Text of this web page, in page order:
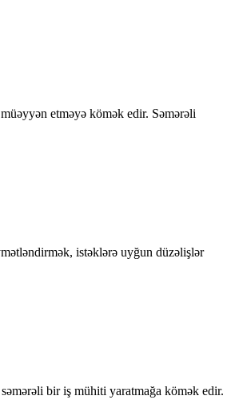
etməyə kömək edir. Səmərəli
istəklərə uyğun düzəlişlər
bir iş mühiti yaratmağa kömək edir.